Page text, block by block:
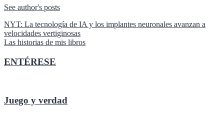
See author's posts
Navegación
de
NYT: La tecnología de IA y los implantes neuronales avanzan a
velocidades vertiginosas
Las historias de mis libros
ENTÉRESE
Juego y verdad